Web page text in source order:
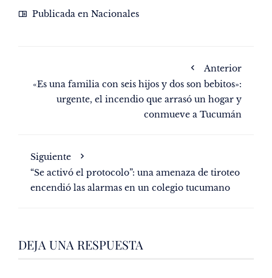
Publicada en Nacionales
Anterior
«Es una familia con seis hijos y dos son bebitos»:
urgente, el incendio que arrasó un hogar y
conmueve a Tucumán
Siguiente
“Se activó el protocolo”: una amenaza de tiroteo
encendió las alarmas en un colegio tucumano
DEJA UNA RESPUESTA